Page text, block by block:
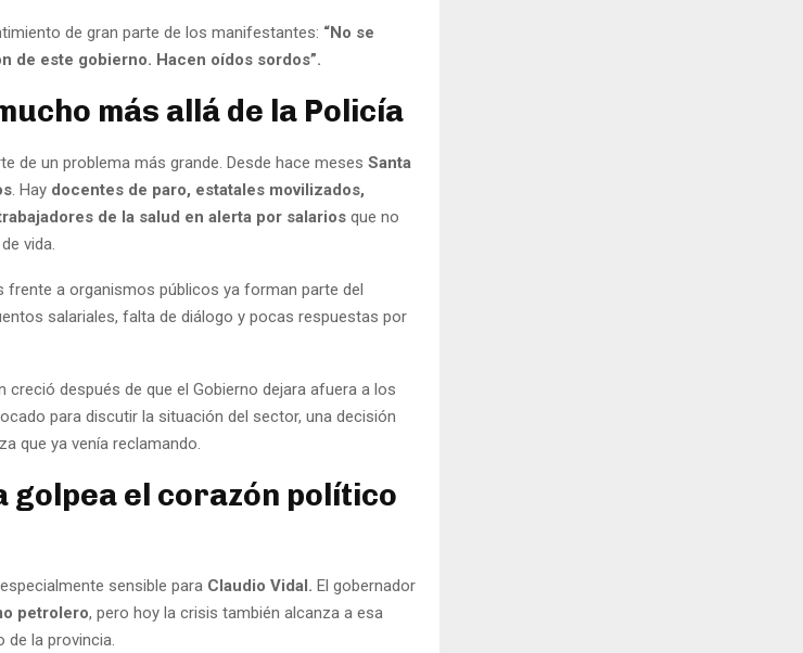
de gran parte de los manifestantes: “No se
de este gobierno. Hacen oídos sordos”.
más allá de la Policía
de un problema más grande. Desde hace meses Santa
. Hay docentes de paro, estatales movilizados,
de la salud en alerta por salarios que no
vida.
frente a organismos públicos ya forman parte del
salariales, falta de diálogo y pocas respuestas por
creció después de que el Gobierno dejara afuera a los
para discutir la situación del sector, una decisión
que ya venía reclamando.
el corazón político
sensible para Claudio Vidal. El gobernador
petrolero, pero hoy la crisis también alcanza a esa
de la provincia.